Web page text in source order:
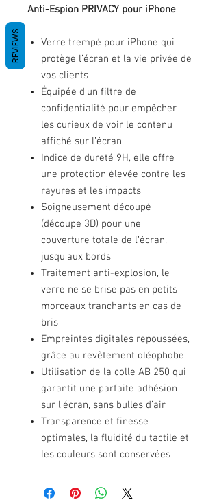
Anti-Espion PRIVACY pour iPhone
Verre trempé pour iPhone qui
protège l’écran et la vie privée de
vos clients
Équipée d’un filtre de
confidentialité pour empêcher
les curieux de voir le contenu
affiché sur l’écran
Indice de dureté 9H, elle offre
une protection élevée contre les
rayures et les impacts
Soigneusement découpé
(découpe 3D) pour une
couverture totale de l’écran,
jusqu’aux bords
Traitement anti-explosion, le
verre ne se brise pas en petits
morceaux tranchants en cas de
bris
Empreintes digitales repoussées,
grâce au revêtement oléophobe
Utilisation de la colle AB 250 qui
garantit une parfaite adhésion
sur l’écran, sans bulles d’air
Transparence et finesse
optimales, la fluidité du tactile et
les couleurs sont conservées
REVIEWS